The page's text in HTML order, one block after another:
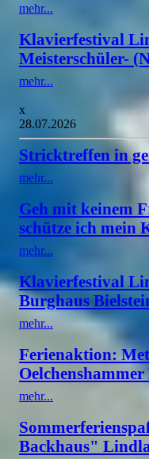
mehr...
Klavierfestival
Meisterschüler-
mehr...
x
28.07.2026
Stricktreffen in
mehr...
Geh mit keinem
schütze ich mein
mehr...
Klavierfestival
Burghaus
mehr...
Ferienaktion:
mehr...
Backhaus"